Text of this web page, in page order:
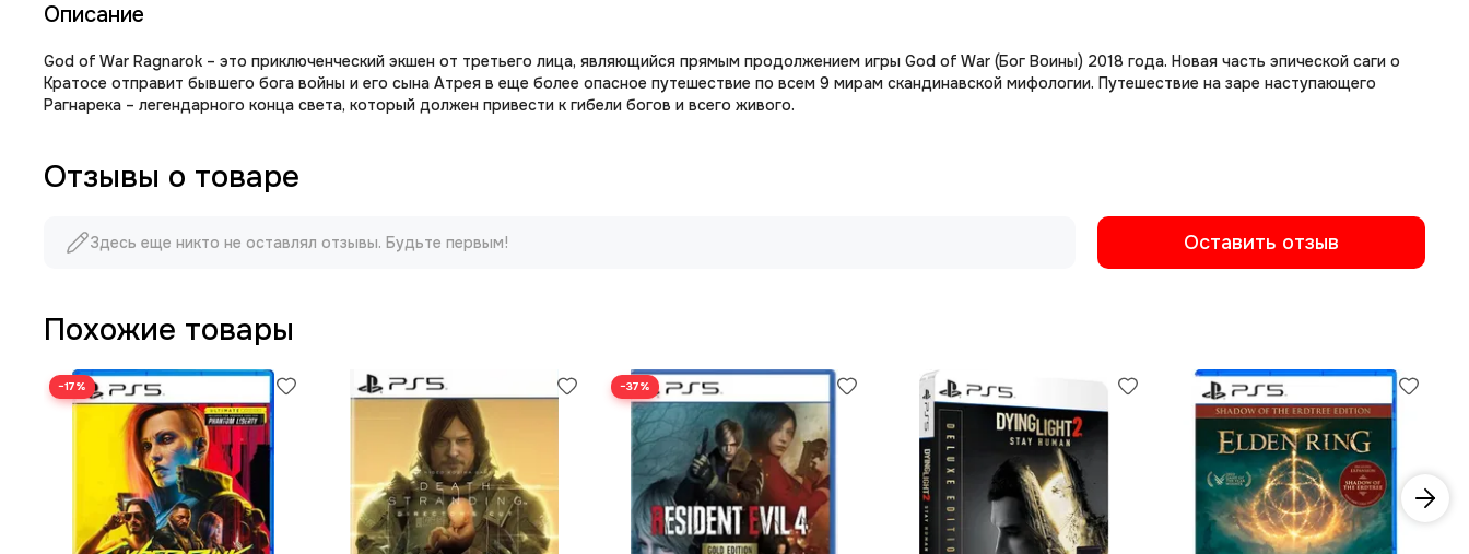
Описание
God of War Ragnarok – это приключенческий экшен от третьего лица, являющийся прямым продолжением игры God of War (Бог Воины) 2018 года. Новая часть эпической саги о
Кратосе отправит бывшего бога войны и его сына Атрея в еще более опасное путешествие по всем 9 мирам скандинавской мифологии. Путешествие на заре наступающего
Рагнарека – легендарного конца света, который должен привести к гибели богов и всего живого.
Отзывы о товаре
Здесь еще никто не оставлял отзывы. Будьте первым! Оставить отзыв
Похожие товары
−17% −37%